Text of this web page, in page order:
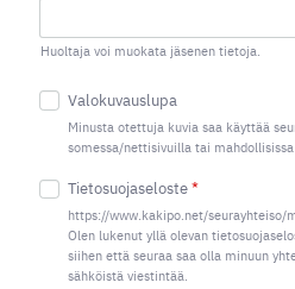
Huoltaja voi muokata jäsenen tietoja.
Valokuvauslupa
Minusta otettuja kuvia saa käyttää
somessa/nettisivuilla tai
Tietosuojaseloste*
https://www.kakipo.net/
Olen lukenut yllä olevan
siihen että seuraa saa olla minuun
sähköistä viestintää.